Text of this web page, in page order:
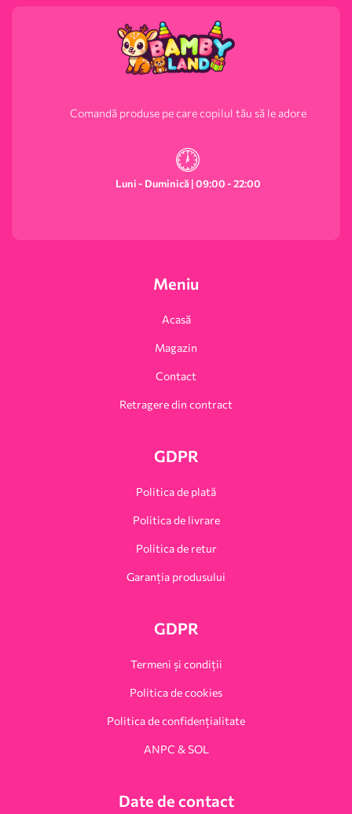
Comandă produse pe care copilul tău să le adore
Luni - Duminică | 09:00 - 22:00
Meniu
Acasă
Magazin
Contact
Retragere din contract
GDPR
Politica de plată
Politica de livrare
Politica de retur
Garanția produsului
GDPR
Termeni și condiții
Politica de cookies
Politica de confidențialitate
ANPC & SOL
Date de contact